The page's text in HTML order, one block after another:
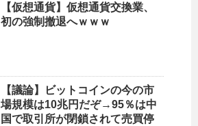
【仮想通貨】仮想通貨交換業、
初の強制撤退へｗｗｗ
【議論】ビットコインの今の市
場規模は10兆円だぞ→95％は中
国で取引所が閉鎖されて売買停